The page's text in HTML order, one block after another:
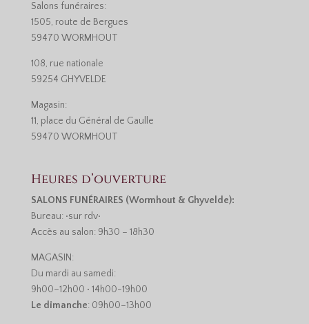
Salons funéraires:
1505, route de Bergues
59470 WORMHOUT
108, rue nationale
59254 GHYVELDE
Magasin:
11, place du Général de Gaulle
59470 WORMHOUT
Heures d’ouverture
SALONS FUNÉRAIRES (Wormhout & Ghyvelde):
Bureau: •sur rdv•
Accès au salon: 9h30 – 18h30
MAGASIN:
Du mardi au samedi:
9h00–12h00 • 14h00-19h00
Le dimanche: 09h00–13h00